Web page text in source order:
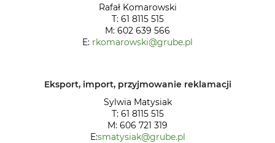
Rafał Komarowski
T: 61 8115 515
M: 602 639 566
E: rkomarowski@grube.pl
Eksport, import, przyjmowanie reklamacji
Sylwia Matysiak
T: 61 8115 515
M: 606 721 319
E:smatysiak@grube.pl